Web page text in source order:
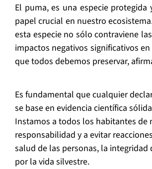
El puma, es una especie
papel crucial en nuestro
esta especie no sólo contraviene
impactos negativos significativos
que todos debemos preservar,
Es fundamental que cualquier
se base en evidencia científica
Instamos a todos los habitantes de
responsabilidad y a evitar
salud de las personas, la
por la vida silvestre.